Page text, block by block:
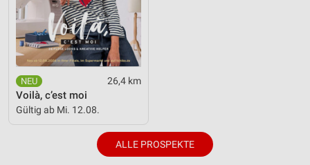
26,4 km
Voilà, c’est moi
Gültig ab Mi. 12.08.
ALLE PROSPEKTE